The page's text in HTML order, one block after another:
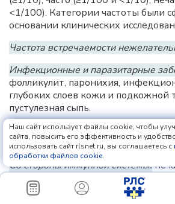
<1/100). Категории частоты были
основании клинических
Частота встречаемости
Инфекционные и паразитарные
фолликулит, паронихия,
глубоких слоев кожи и подкожной
пустулезная сыпь.
Со стороны крови и
анемия.
Со стороны иммунной системы:
повышенная чувствительность.
Могут присутствовать такие
Наш сайт использует файлы cookie, чтобы
сайта, повысить его эффективность и
использовать сайт rlsnet.ru, вы соглашаетесь с
обработки файлов cookie.